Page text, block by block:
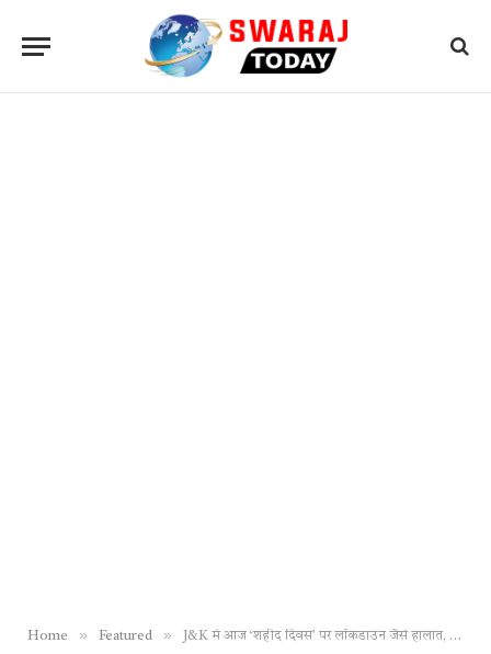
Home » Featured » J&K में आज ‘शहीद दिवस’ पर लॉकडाउन जैसे हालात, कई नेताओं को किया गया नजरबंद, उमर बोले- ये घोर अलोकतांत्रिक कदम